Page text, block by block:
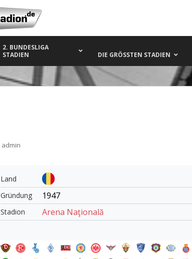
2. BUNDESLIGA
STADIEN
DIE GRÖSSTEN STADIEN
admin
Land
Gründung
1947
Stadion Arena Naţională